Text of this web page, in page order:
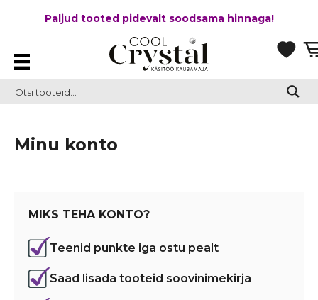
Paljud tooted pidevalt soodsama hinnaga!
Minu konto
MIKS TEHA KONTO?
Teenid punkte iga ostu pealt
Saad lisada tooteid soovinimekirja